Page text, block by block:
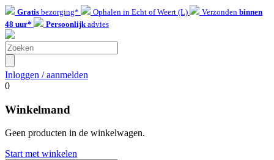
Gratis bezorging* Ophalen in Echt of Weert (L) Verzonden binnen
48 uur*
Persoonlijkadvies
Inloggen / aanmelden
0
Winkelmand
Geen producten in de winkelwagen.
Start met winkelen